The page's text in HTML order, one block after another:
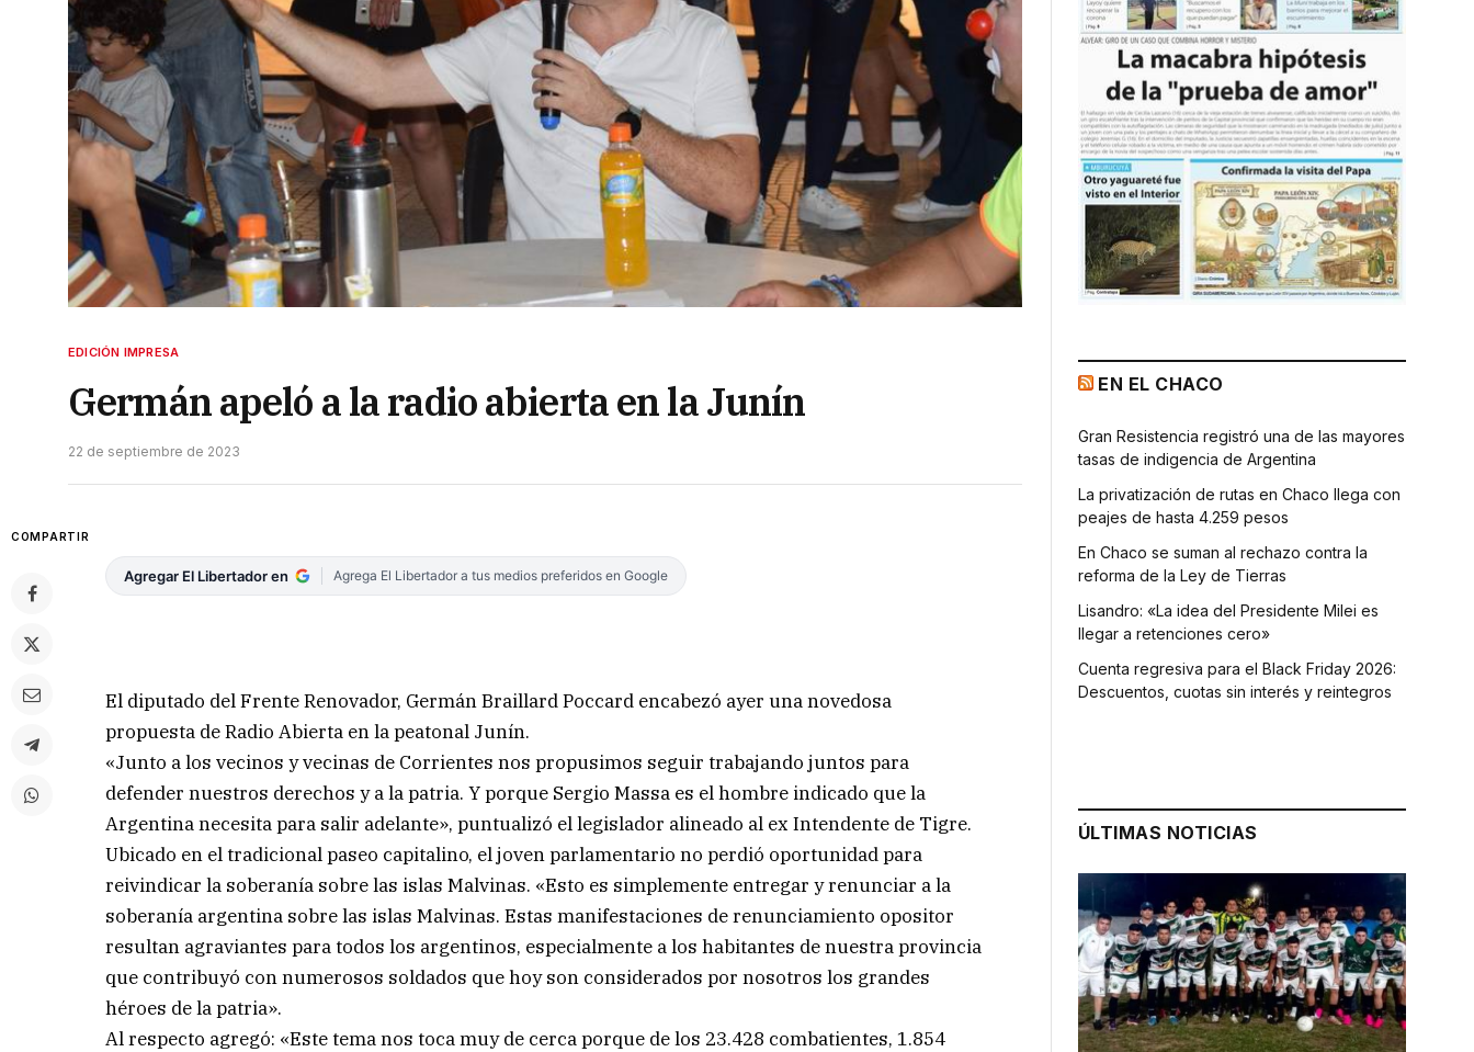
EDICIÓN IMPRESA
Germán apeló a la radio abierta en la Junín
22 de septiembre de 2023
COMPARTIR
Agregar El Libertador en Agrega El Libertador a tus medios preferidos en Google
El diputado del Frente Renovador, Germán Braillard Poccard encabezó ayer una novedosa
propuesta de Radio Abierta en la peatonal Junín.
«Junto a los vecinos y vecinas de Corrientes nos propusimos seguir trabajando juntos para
defender nuestros derechos y a la patria. Y porque Sergio Massa es el hombre indicado que la
Argentina necesita para salir adelante», puntualizó el legislador alineado al ex Intendente de Tigre.
Ubicado en el tradicional paseo capitalino, el joven parlamentario no perdió oportunidad para
reivindicar la soberanía sobre las islas Malvinas. «Esto es simplemente entregar y renunciar a la
soberanía argentina sobre las islas Malvinas. Estas manifestaciones de renunciamiento opositor
resultan agraviantes para todos los argentinos, especialmente a los habitantes de nuestra provincia
que contribuyó con numerosos soldados que hoy son considerados por nosotros los grandes
héroes de la patria».
Al respecto agregó: «Este tema nos toca muy de cerca porque de los 23.428 combatientes, 1.854
EN EL CHACO
Gran Resistencia registró una de las mayores
tasas de indigencia de Argentina
La privatización de rutas en Chaco llega con
peajes de hasta 4.259 pesos
En Chaco se suman al rechazo contra la
reforma de la Ley de Tierras
Lisandro: «La idea del Presidente Milei es
llegar a retenciones cero»
Cuenta regresiva para el Black Friday 2026:
Descuentos, cuotas sin interés y reintegros
ÚLTIMAS NOTICIAS